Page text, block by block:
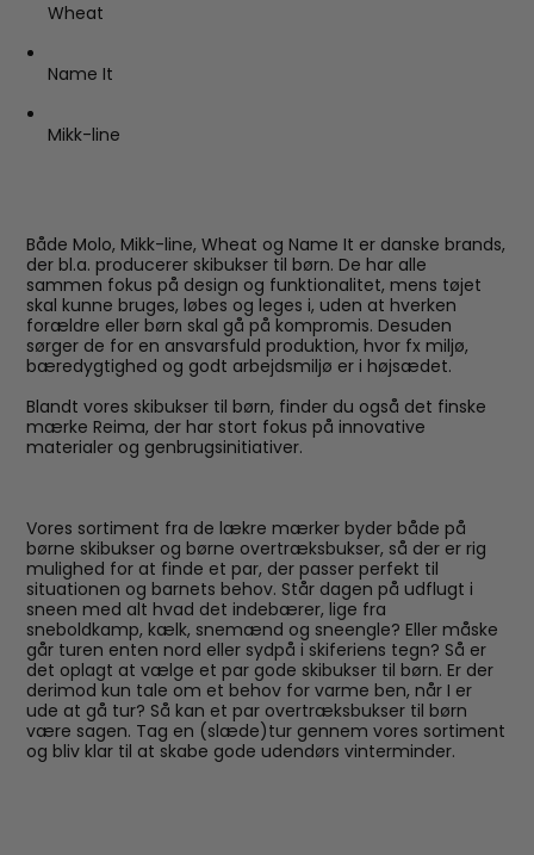
Wheat
Name It
Mikk-line
Både Molo, Mikk-line, Wheat og Name It er danske brands,
der bl.a. producerer skibukser til børn. De har alle
sammen fokus på design og funktionalitet, mens tøjet
skal kunne bruges, løbes og leges i, uden at hverken
forældre eller børn skal gå på kompromis. Desuden
sørger de for en ansvarsfuld produktion, hvor fx miljø,
bæredygtighed og godt arbejdsmiljø er i højsædet.
Blandt vores skibukser til børn, finder du også det finske
mærke Reima, der har stort fokus på innovative
materialer og genbrugsinitiativer.
Vores sortiment fra de lækre mærker byder både på
børne skibukser og børne overtræksbukser, så der er rig
mulighed for at finde et par, der passer perfekt til
situationen og barnets behov. Står dagen på udflugt i
sneen med alt hvad det indebærer, lige fra
sneboldkamp, kælk, snemænd og sneengle? Eller måske
går turen enten nord eller sydpå i skiferiens tegn? Så er
det oplagt at vælge et par gode skibukser til børn. Er der
derimod kun tale om et behov for varme ben, når I er
ude at gå tur? Så kan et par overtræksbukser til børn
være sagen. Tag en (slæde)tur gennem vores sortiment
og bliv klar til at skabe gode udendørs vinterminder.